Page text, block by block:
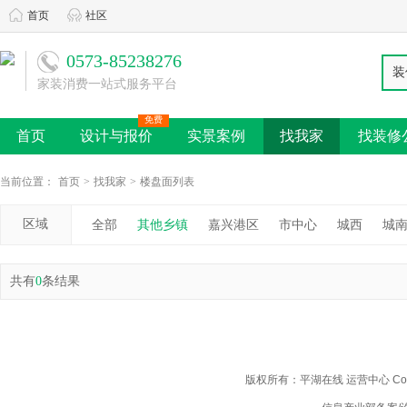
首页 社区
0573-85238276
家装消费一站式服务平台
首页 设计与报价
免费
实景案例 找我家 找装修
当前位置： 首页 > 找我家 > 楼盘面列表
区域 全部 其他乡镇 嘉兴港区 市中心 城西 城南
共有0条结果
版权所有：平湖在线 运营中心